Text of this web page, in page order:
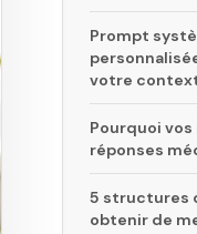
Prompt
votre
Pourquoi
réponses
5 structures
obtenir de